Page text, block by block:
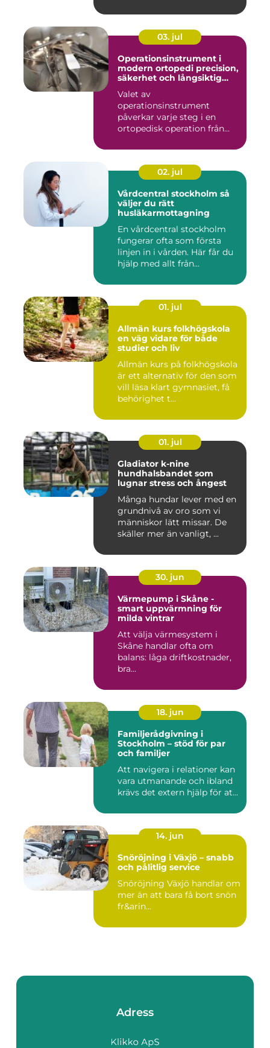
03. jul
Operationsinstrument i
modern ortopedi precision,
säkerhet och långsiktig
Valet av
operationsinstrument
påverkar varje steg i en
ortopedisk operation från
02. jul
Vårdcentral stockholm så
väljer du rätt
husläkarmottagning
En vårdcentral stockholm
fungerar ofta som första
linjen in i vården. Här får du
hjälp med allt från...
01. jul
Allmän kurs folkhögskola
en väg vidare för både
studier och liv
Allmän kurs på folkhögskola
är ett alternativ för den som
vill läsa klart gymnasiet, få
behörighet t...
01. jul
Gladiator k-nine
hundhalsbandet som
lugnar stress och ångest
Många hundar lever med en
grundnivå av oro som vi
människor lätt missar. De
skäller mer än vanligt, ...
30. jun
Värmepump i Skåne -
smart uppvärmning för
milda vintrar
Att välja värmesystem i
Skåne handlar ofta om
balans: låga driftkostnader,
bra...
18. jun
Familjerådgivning i
Stockholm – stöd för par
och familjer
Att navigera i relationer kan
vara utmanande och ibland
krävs det extern hjälp för at...
14. jun
Snöröjning i Växjö – snabb
och pålitlig service
Snöröjning Växjö handlar om
mer än att bara få bort snön
fr&arin...
Adress